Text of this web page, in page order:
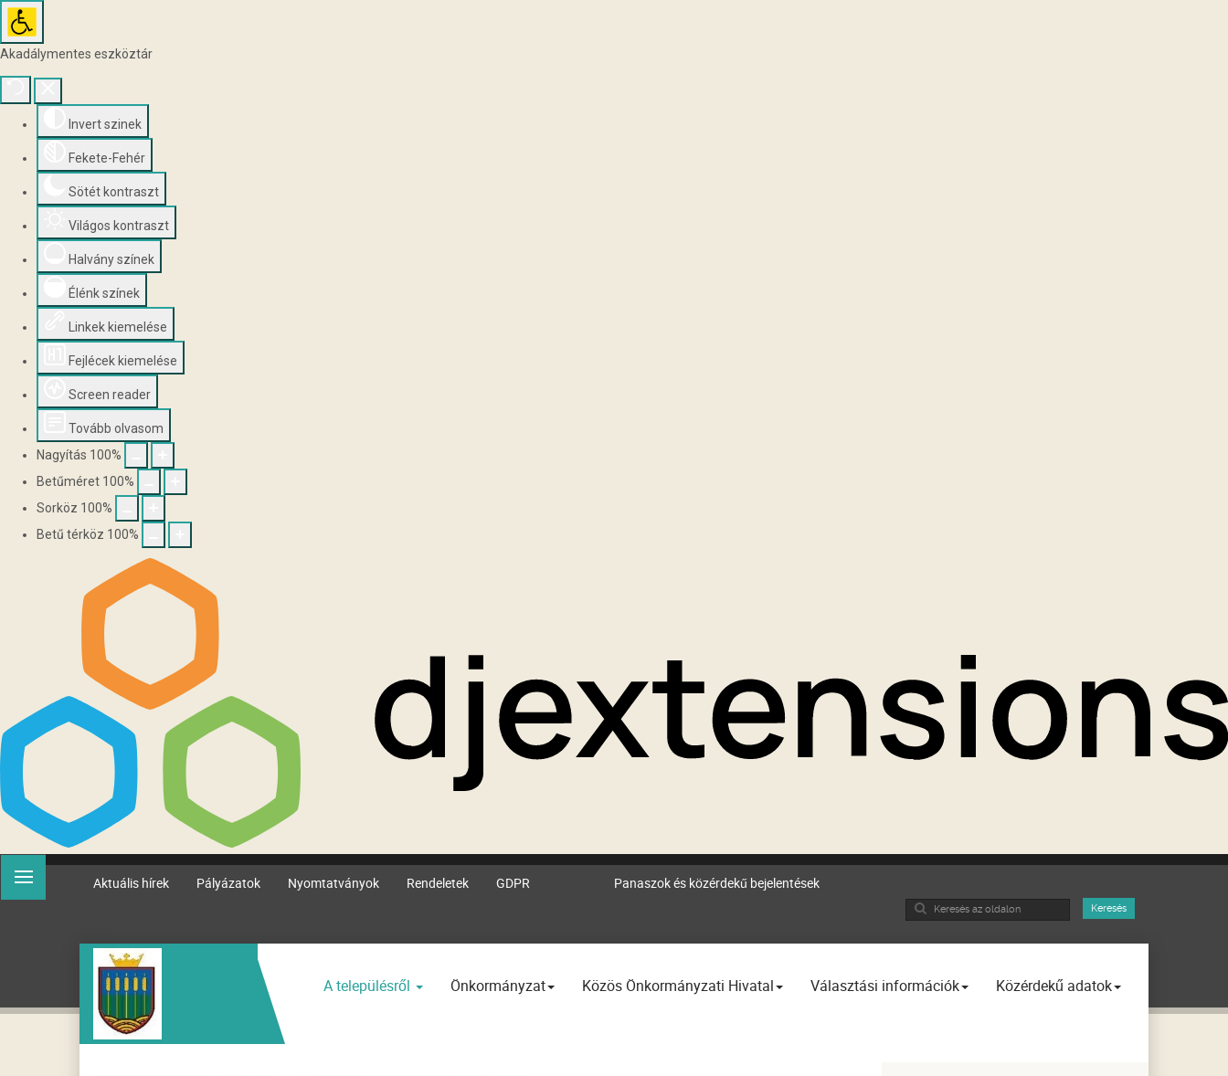
Akadálymentes eszköztár
Invert szinek
Fekete-Fehér
Sötét kontraszt
Világos kontraszt
Halvány színek
Élénk színek
Linkek kiemelése
Fejlécek kiemelése
Screen reader
Tovább olvasom
Nagyítás 100%
Betűméret 100%
Sorköz 100%
Betű térköz 100%
Aktuális hírek Pályázatok Nyomtatványok Rendeletek GDPR Panaszok és közérdekű bejelentések
Search
Keresés
A településről Önkormányzat Közös Önkormányzati Hivatal Választási információk Közérdekű adatok